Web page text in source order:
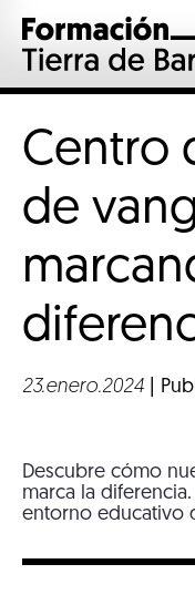
Centro
de
23.enero.2024 |
Descubre cómo
marca la
entorno educativo